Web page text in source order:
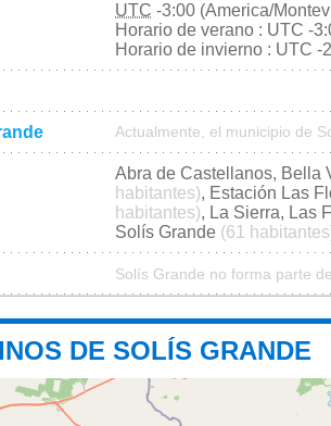
UTC -3:00 (America/
Horario de verano : UTC -
Horario de invierno : UTC -
Actualmente, el municipio de
Abra de Castellanos, Bella
habitantes), Estación Las
habitantes), La Sierra, Las
Solís Grande (61
Solís Grande no forma parte
DE SOLÍS GRANDE